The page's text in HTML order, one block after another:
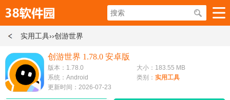
实用工具››创游世界
创游世界 1.78.0 安卓版
版本：1.78.0
大小：183.55 MB
系统：Android
类别： 实用工具
更新时间：2026-07-23